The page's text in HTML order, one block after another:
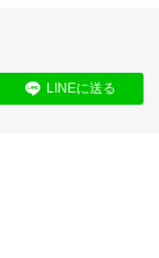
LINEに送る